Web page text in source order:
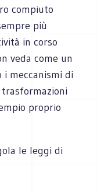
compiuto
più
in corso
veda come un
meccanismi di
proprio
le leggi di